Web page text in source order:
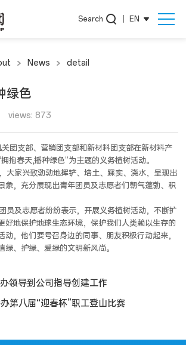
Search EN
News detail
绿色
views: 873
团支部、营销团支部和新材料团支部在新材料产
抱春天,播种绿色”为主题的义务植树活动。
大家兴致勃勃地挥铲、培土、踩实、浇水，呈现出
象，充分展现出青年团员及志愿者们朝气蓬勃、积
员及志愿者纷纷表示，开展义务植树活动，不断扩
好地保护地球生态环境，保护我们人类赖以生存的
动，他们要号召身边的同事、朋友积极行动起来，
绿、护绿、爱绿的文明新风尚。
领导到公司指导创建工作
第八届“迎春杯”职工登山比赛